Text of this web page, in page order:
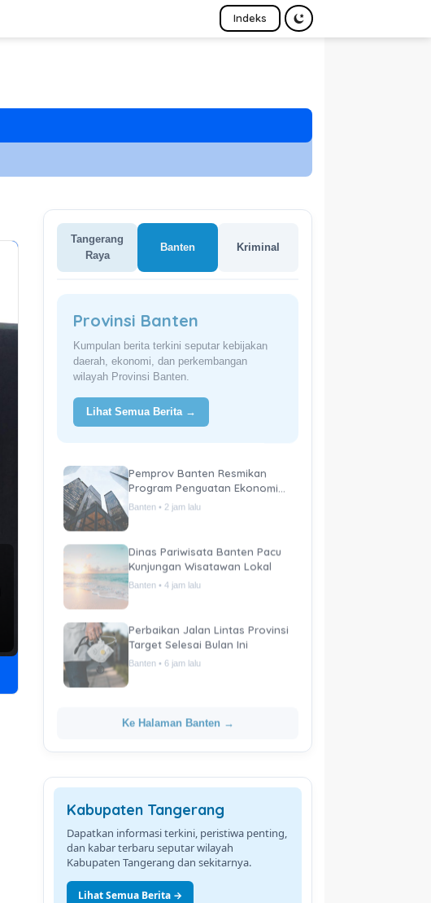
Indeks
Tangerang
Raya
Banten Kriminal
Provinsi Banten
Kumpulan berita terkini seputar kebijakan
daerah, ekonomi, dan perkembangan
wilayah Provinsi Banten.
Lihat Semua Berita →
Pemprov Banten Resmikan
Program Penguatan Ekonomi
Daerah
Banten • 2 jam lalu
Dinas Pariwisata Banten Pacu
Kunjungan Wisatawan Lokal
Banten • 4 jam lalu
Perbaikan Jalan Lintas Provinsi
Target Selesai Bulan Ini
Banten • 6 jam lalu
Ke Halaman Banten →
Kabupaten Tangerang
Dapatkan informasi terkini, peristiwa penting,
dan kabar terbaru seputar wilayah
Kabupaten Tangerang dan sekitarnya.
Lihat Semua Berita →